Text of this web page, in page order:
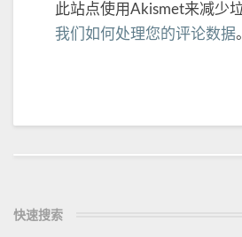
此站点使用Akismet来减少
我们如何处理您的评论数据
快速搜索